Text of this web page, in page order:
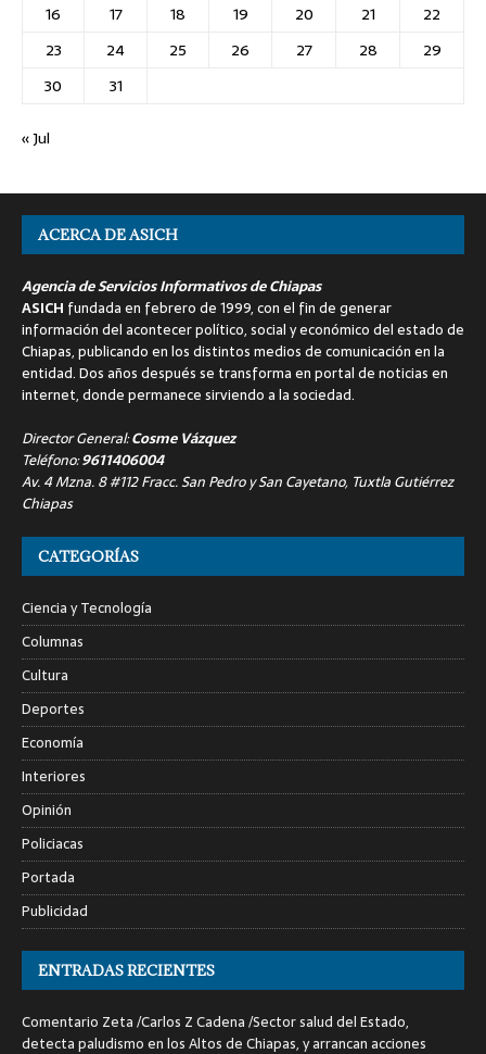
16
17 18 19 20 21
22
23
24 25 26 27 28
29
30
31
« Jul
ACERCA DE ASICH
Agencia de Servicios Informativos de Chiapas
ASICH fundada en febrero de 1999, con el fin de generar
información del acontecer político, social y económico del estado de
Chiapas, publicando en los distintos medios de comunicación en la
entidad. Dos años después se transforma en portal de noticias en
internet, donde permanece sirviendo a la sociedad.
Director General:Cosme Vázquez
Teléfono:9611406004
Av. 4 Mzna. 8 #112 Fracc. San Pedro y San Cayetano, Tuxtla Gutiérrez
Chiapas
CATEGORÍAS
Ciencia y Tecnología
Columnas
Cultura
Deportes
Economía
Interiores
Opinión
Policiacas
Portada
Publicidad
ENTRADAS RECIENTES
Comentario Zeta /Carlos Z Cadena /Sector salud del Estado,
detecta paludismo en los Altos de Chiapas, y arrancan acciones